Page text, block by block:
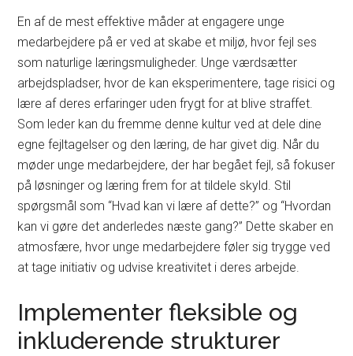
En af de mest effektive måder at engagere unge
medarbejdere på er ved at skabe et miljø, hvor fejl ses
som naturlige læringsmuligheder. Unge værdsætter
arbejdspladser, hvor de kan eksperimentere, tage risici og
lære af deres erfaringer uden frygt for at blive straffet.
Som leder kan du fremme denne kultur ved at dele dine
egne fejltagelser og den læring, de har givet dig. Når du
møder unge medarbejdere, der har begået fejl, så fokuser
på løsninger og læring frem for at tildele skyld. Stil
spørgsmål som “Hvad kan vi lære af dette?” og “Hvordan
kan vi gøre det anderledes næste gang?” Dette skaber en
atmosfære, hvor unge medarbejdere føler sig trygge ved
at tage initiativ og udvise kreativitet i deres arbejde.
Implementer fleksible og
inkluderende strukturer